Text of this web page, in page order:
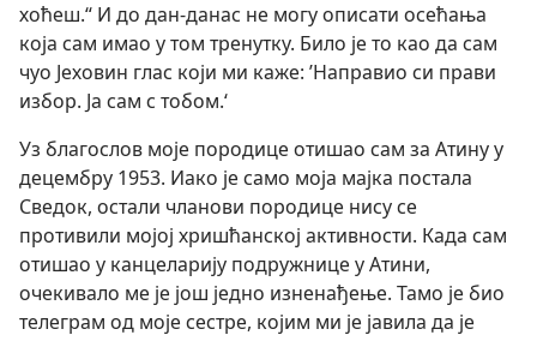
хоћеш.“ И до дан-данас не могу описати осећања
која сам имао у том тренутку. Било је то као да сам
чуо Јеховин глас који ми каже: ’Направио си прави
избор. Ја сам с тобом.‘
Уз благослов моје породице отишао сам за Атину у
децембру 1953. Иако је само моја мајка постала
Сведок, остали чланови породице нису се
противили мојој хришћанској активности. Када сам
отишао у канцеларију подружнице у Атини,
очекивало ме је још једно изненађење. Тамо је био
телеграм од моје сестре, којим ми је јавила да је